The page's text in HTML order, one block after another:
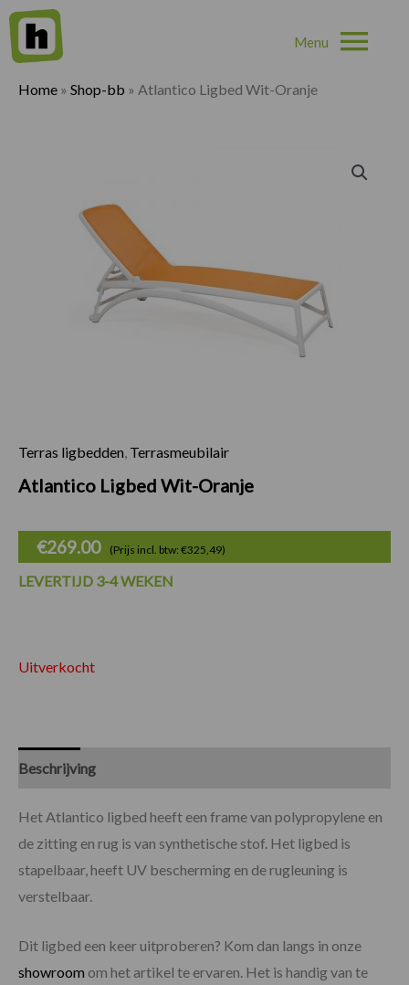
Home » Shop-bb » Atlantico Ligbed Wit-Oranje
Terras ligbedden Terrasmeubilair
Atlantico Ligbed Wit-Oranje
€269.00 (Prijs incl. btw: €325,49)
LEVERTIJD 3-4 WEKEN
Uitverkocht
Beschrijving
Het Atlantico ligbed heeft een frame van polypropylene en
de zitting en rug is van synthetische stof. Het ligbed is
stapelbaar, heeft UV bescherming en de rugleuning is
verstelbaar.
Dit ligbed een keer uitproberen? Kom dan langs in onze
showroom om het artikel te ervaren. Het is handig van te